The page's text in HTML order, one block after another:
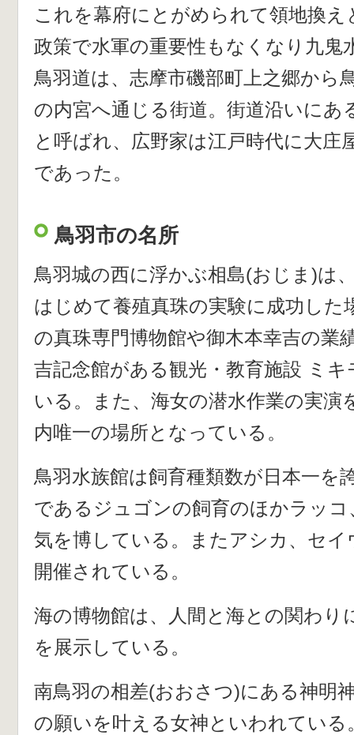
これを幕府にとがめられて領地換
政策で水軍の重要性もなくなり九鬼
鳥羽道は、志摩市磯部町上之郷から
の内宮へ通じる街道。街道沿いにあ
と呼ばれ、広野家は江戸時代に大庄
であった。
鳥羽市の名所
鳥羽城の西に浮かぶ相島(おじま)は
はじめて養殖真珠の実験に成功し
の真珠専門博物館や御木本幸吉の業
吉記念館がある観光・教育施設 ミ
いる。また、海女の潜水作業の実演
内唯一の場所となっている。
鳥羽水族館は飼育種類数が日本一を
であるジュゴンの飼育のほかラッ
気を博している。またアシカ、セ
開催されている。
海の博物館は、人間と海との関わり
を展示している。
南鳥羽の相差(おおさつ)にある神明
の願いを叶える女神といわれてい